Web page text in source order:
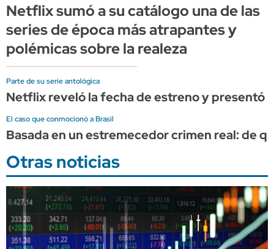
Netflix sumó a su catálogo una de las
series de época más atrapantes y
polémicas sobre la realeza
Parte de su serie antológica
Netflix reveló la fecha de estreno y presentó
El caso que conmocionó a Brasil
Basada en un estremecedor crimen real: de
Otras noticias